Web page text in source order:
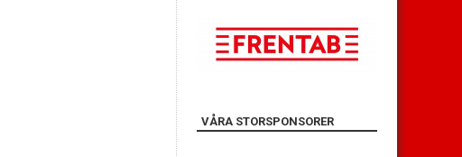
VÅRA STORSPONSORER